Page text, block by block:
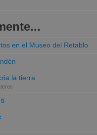
en el Museo del Retablo
la tierra